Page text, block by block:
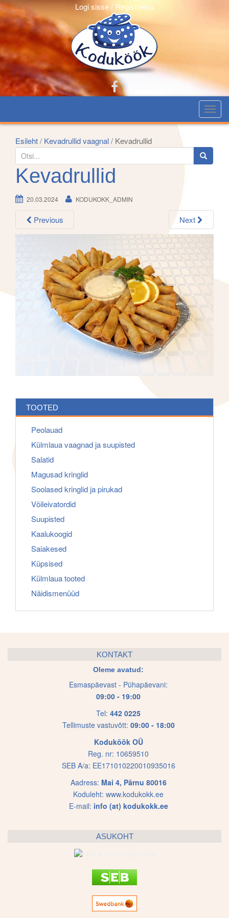
Logi sisse / Registreeru
T
o
g
l
v
i
Esileht/ Kevadrullid vaagnal/ Kevadrullid
e
c
f
Kevadrullid
20.03.2024 KODUKOKK_ADMIN
Previous Next
TOOTED
Peolauad
Külmlaua vaagnad ja suupisted
Salatid
Magusad kringlid
Soolased kringlid ja pirukad
Võileivatordid
Suupisted
Kaalukoogid
Saiakesed
Küpsised
Külmlaua tooted
Näidismenüüd
KONTAKT
Oleme avatud:
Esmaspäevast - Pühapäevani:
09:00 - 19:00
Tel: 442 0225
Tellimuste vastuvõtt: 09:00 - 18:00
Koduköök OÜ
Reg. nr: 10659510
SEB A/a: EE171010220010935016
Aadress: Mai 4, Pärnu 80016
Koduleht: www.kodukokk.ee
E-mail: info (at) kodukokk.ee
ASUKOHT